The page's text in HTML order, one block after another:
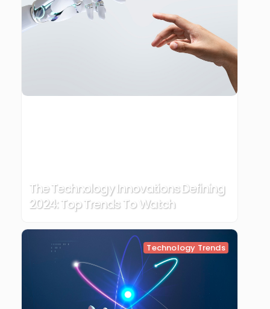
The Technology Innovations Defining
2024: Top Trends To Watch
Technology Trends